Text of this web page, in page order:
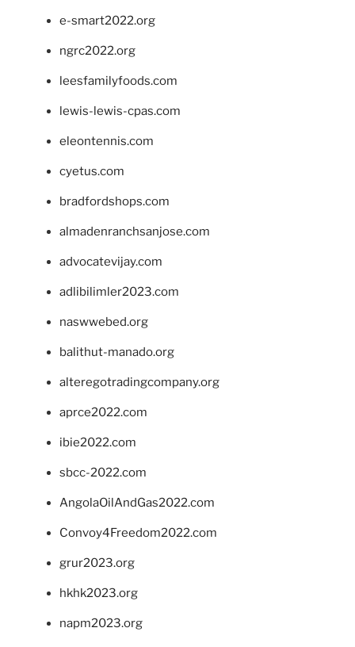
e-smart2022.org
ngrc2022.org
leesfamilyfoods.com
lewis-lewis-cpas.com
eleontennis.com
cyetus.com
bradfordshops.com
almadenranchsanjose.com
advocatevijay.com
adlibilimler2023.com
naswwebed.org
balithut-manado.org
alteregotradingcompany.org
aprce2022.com
ibie2022.com
sbcc-2022.com
AngolaOilAndGas2022.com
Convoy4Freedom2022.com
grur2023.org
hkhk2023.org
napm2023.org